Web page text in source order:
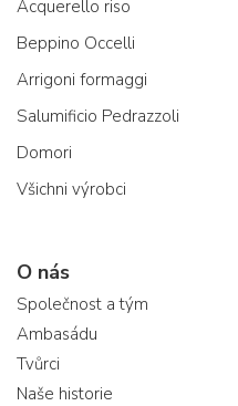
Acquerello riso
Beppino Occelli
Arrigoni formaggi
Salumificio Pedrazzoli
Domori
Všichni výrobci
O nás
Společnost a tým
Ambasádu
Tvůrci
Naše historie